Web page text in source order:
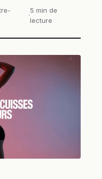
·
5 min de
lecture